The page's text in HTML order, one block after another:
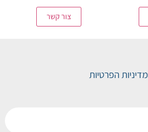
צור קשר
מדיניות הפרטיות